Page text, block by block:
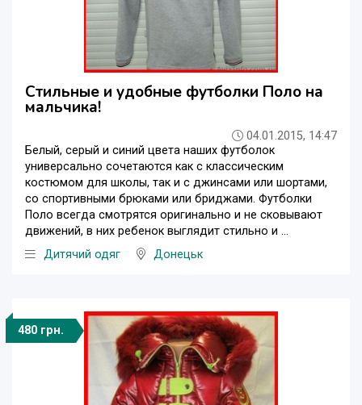
Стильные и удобные футболки Поло на
мальчика!
04.01.2015, 14:47
Белый, серый и синий цвета наших футболок
универсально сочетаются как с классическим
костюмом для школы, так и с джинсами или шортами,
со спортивными брюками или бриджами. Футболки
Поло всегда смотрятся оригинально и не сковывают
движений, в них ребенок выглядит стильно и ...
Дитячий одяг
Донецьк
480 грн.